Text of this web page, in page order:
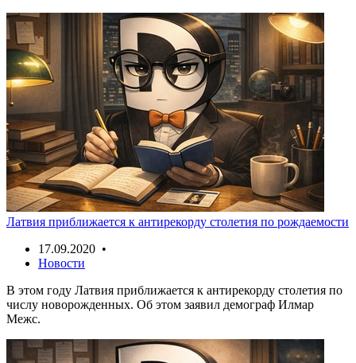
Латвия приближается к антирекорду столетия по рождаемости
17.09.2020 •
Новости
В этом году Латвия приближается к антирекорду столетия по
числу новорожденных. Об этом заявил демограф Илмар
Межс.